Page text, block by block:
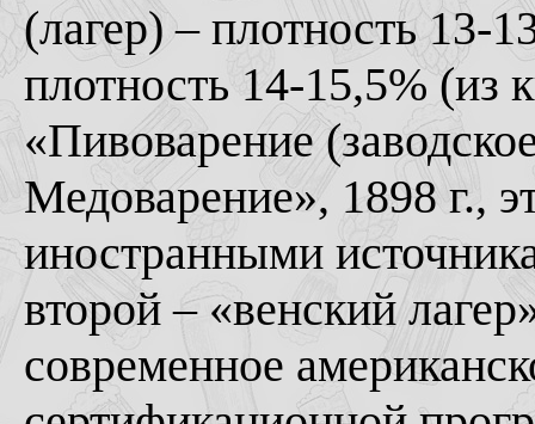
(лагер) – плотность 13-
плотность 14-15,5%
«Пивоварение
Медоварение», 1898 г.,
иностранными
второй – «венский
современное